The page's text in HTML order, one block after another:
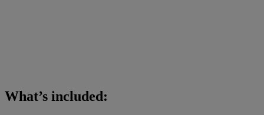
What’s included: